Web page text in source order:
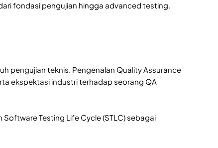
fondasi pengujian hingga advanced testing.
pengujian teknis. Pengenalan Quality Assurance
ekspektasi industri terhadap seorang QA
Software Testing Life Cycle (STLC) sebagai